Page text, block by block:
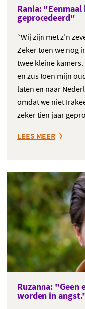
Rania: "
geprocedeerd"
“Wij zijn met z’n
Zeker toen we nog
twee kleine
en zus toen mijn
laten en naar
omdat we niet
zeker tien jaar
LEES MEER
Ruzanna: "Geen
worden in angst.